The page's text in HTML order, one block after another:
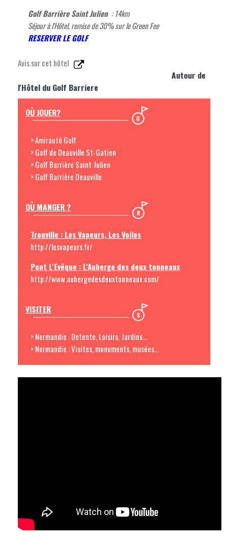
Golf Barrière Saint Julien : 14km
Séjour à l'Hôtel, remise de 30% sur le Green Fee
RESERVER LE GOLF
Avis sur cet hôtel
Autour de
l'Hôtel du Golf Barriere
OÙ JOUER?
> Amirauté Golf
> Golf de Deauville St-Gatien
> Golf Barrière Saint Julien
> Golf Barrière Deauville
OÙ MANGER ?
Trouville : Les Vapeurs, Les Voiles
http://lesvapeurs.fr/
Pont L'Evêque : L'Auberge des deux tonneaux
http://www.aubergedesdeuxtonneaux.com/
VISITER
> Normandie : Detente, Loisirs, Jardins...
> Normandie : Visites, monuments, musées...